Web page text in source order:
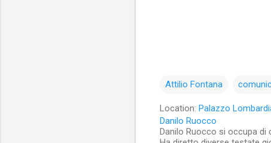
Attilio Fontana
Location: Palazzo
Danilo Ruocco
Danilo Ruocco si occupa di